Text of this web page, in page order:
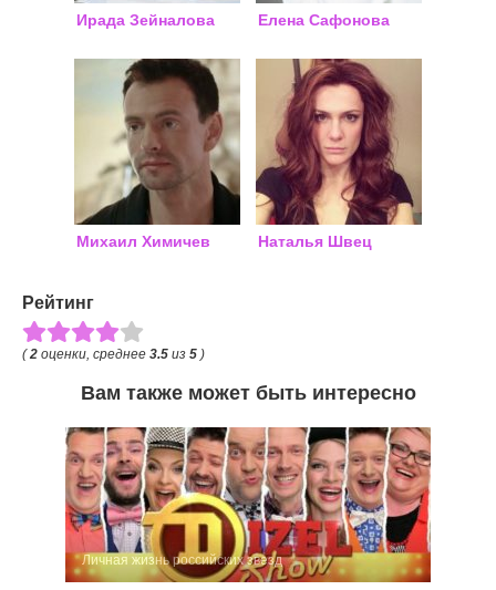
Ирада Зейналова Елена Сафонова
Михаил Химичев Наталья Швец
Рейтинг
(2 оценки, среднее 3.5 из 5 )
Вам также может быть интересно
Личная жизнь российских звезд